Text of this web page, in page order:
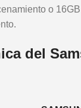
o
del